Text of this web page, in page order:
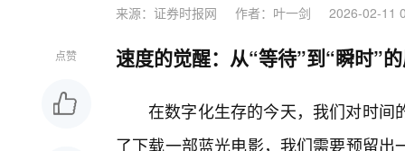
来源：证券时报网 作者：叶一剑 2026-02-11
点赞 速度的觉醒：从“等待”到“瞬时”
在数字化生存的今天，我们对时间
了下载一部蓝光电影，我们需要预留